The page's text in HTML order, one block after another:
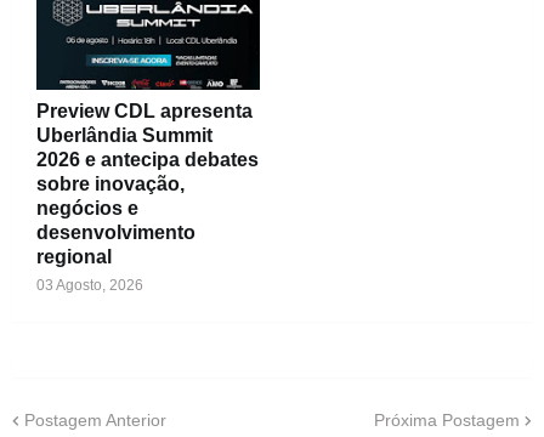
Preview CDL apresenta
Uberlândia Summit
2026 e antecipa debates
sobre inovação,
negócios e
desenvolvimento
regional
03 Agosto, 2026
Postagem Anterior Próxima Postagem